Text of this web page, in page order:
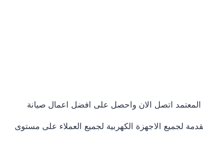
اتصل الان واحصل على افضل اعمال صيانة
لجميع الاجهزة الكهربية لجميع العملاء على مستوى